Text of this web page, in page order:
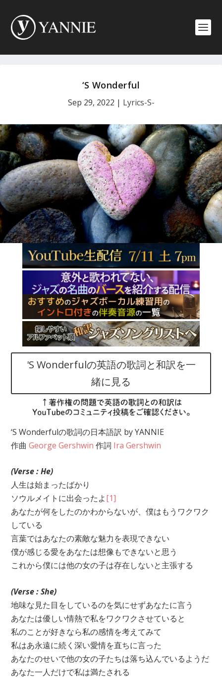
‘S Wonderful
Sep 29, 2022 | Lyrics-S-
'S Wonderfulの英語の歌詞と和訳を一
緒に見る
‘S Wonderfulの歌詞の日本語訳 by YANNIE
作曲 George Gershwin 作詞 Ira Gershwin
(Verse : He)
人生は始まったばかり
ソウルメイトに出会ったよ[1]
あなたが何をしたのかわからないが、僕はもうワクワク
している
言葉ではあなたの素敵な魅力を表現できない
僕が感じる愛をあなたは想像もできないと思う
これから僕には他の女の子は存在しないと主張する
(Verse : She)
地味な見た目をしているのを気にせずあなたに言う
あなたは優しい情熱で私をワクワクさせていると
私のことが好きなら私の感情を考えてみて
私はあ永遠に続く深い愛情を直ちに言った
あなたのせいで他の女の子たちは落ち込んでいるようだ
あなた一人だけで私は満たされる